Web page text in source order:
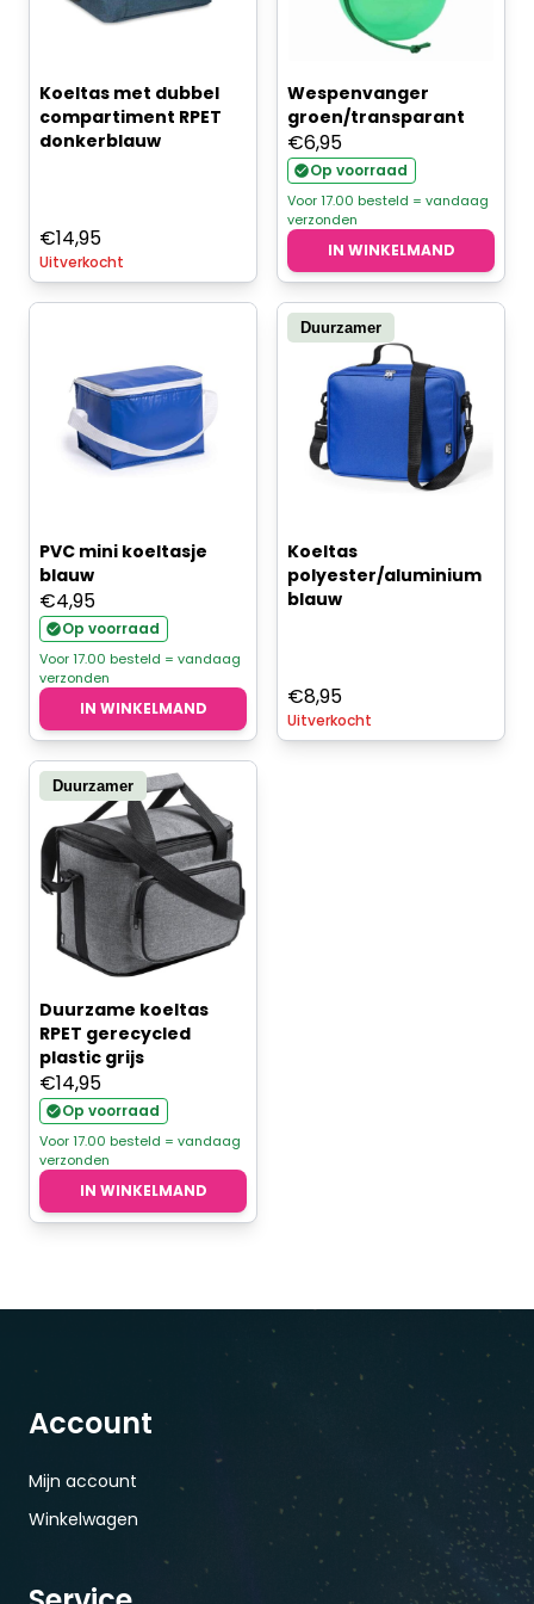
Koeltas met dubbel
compartiment RPET
donkerblauw
€14,95
Uitverkocht
Wespenvanger
groen/transparant
€6,95
Op voorraad
Voor 17.00 besteld = vandaag
verzonden
IN WINKELMAND
PVC mini koeltasje
blauw
€4,95
Op voorraad
Voor 17.00 besteld = vandaag
verzonden
IN WINKELMAND
Duurzamer
Koeltas
polyester/aluminium
blauw
€8,95
Uitverkocht
Duurzamer
Duurzame koeltas
RPET gerecycled
plastic grijs
€14,95
Op voorraad
Voor 17.00 besteld = vandaag
verzonden
IN WINKELMAND
Account
Mijn account
Winkelwagen